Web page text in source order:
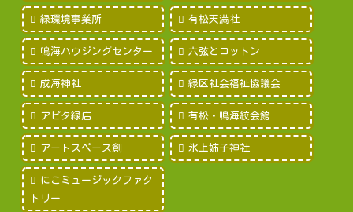
緑環境事業所 有松天満社
鳴海ハウジングセンター 六弦とコットン
成海神社 緑区社会福祉協議会
アピタ緑店 有松・鳴海絞会館
アートスペース創 氷上姉子神社
にこミュージックファク
トリー